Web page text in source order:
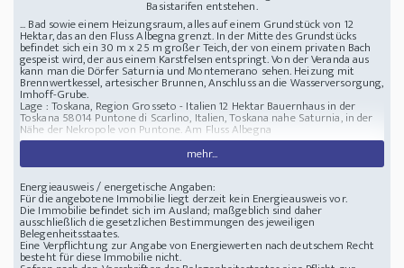
Basistarifen entstehen.
... Bad sowie einem Heizungsraum, alles auf einem Grundstück von 12
Hektar, das an den Fluss Albegna grenzt. In der Mitte des Grundstücks
befindet sich ein 30 m x 25 m großer Teich, der von einem privaten Bach
gespeist wird, der aus einem Karstfelsen entspringt. Von der Veranda aus
kann man die Dörfer Saturnia und Montemerano sehen. Heizung mit
Brennwertkessel, artesischer Brunnen, Anschluss an die Wasserversorgung,
Imhoff-Grube.
Lage : Toskana, Region Grosseto - Italien12 Hektar Bauernhaus in der
Toskana
mehr...
58014 Puntone di Scarlino, Italien, Toskana nahe Saturnia, in der
Nähe der Nekropole von Puntone. Am Fluss Albegna
Energieausweis / energetische Angaben:
Für die angebotene Immobilie liegt derzeit kein Energieausweis vor.
Die Immobilie befindet sich im Ausland; maßgeblich sind daher
ausschließlich die gesetzlichen Bestimmungen des jeweiligen
Belegenheitsstaates.
Eine Verpflichtung zur Angabe von Energiewerten nach deutschem Recht
besteht für diese Immobilie nicht.